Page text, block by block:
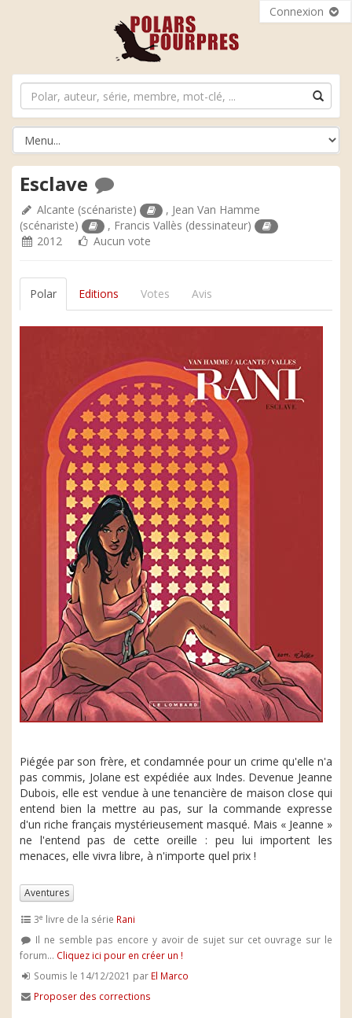
Connexion
Esclave
Alcante (scénariste) , Jean Van Hamme
(scénariste)
, Francis Vallès (dessinateur)
2012
Aucun vote
Polar Editions Votes Avis
Piégée par son frère, et condamnée pour un crime qu'elle n'a
pas commis, Jolane est expédiée aux Indes. Devenue Jeanne
Dubois, elle est vendue à une tenancière de maison close qui
entend bien la mettre au pas, sur la commande expresse
d'un riche français mystérieusement masqué. Mais « Jeanne »
ne l'entend pas de cette oreille : peu lui importent les
menaces, elle vivra libre, à n'importe quel prix !
Aventures
3e livre de la série Rani
Il ne semble pas encore y avoir de sujet sur cet ouvrage sur le
forum... Cliquez ici pour en créer un !
Soumis le 14/12/2021 par El Marco
Proposer des corrections